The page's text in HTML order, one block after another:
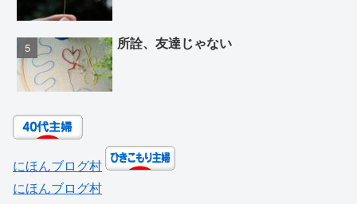
所詮、友達じゃない
にほんブログ村
にほんブログ村